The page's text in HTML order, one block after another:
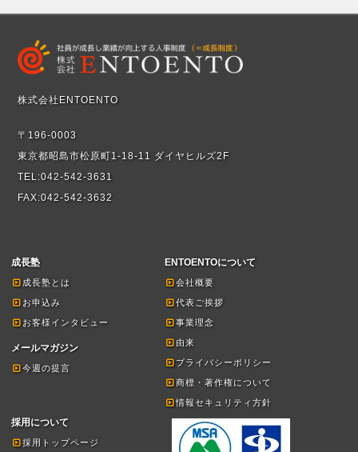
株式会社ENTOENTO
〒196-0003
東京都昭島市松原町1-18-11 ダイヤヒルズ2F
TEL:042-542-3631
FAX:042-542-3632
成長塾
成長塾とは
お申込み
お客様インタビュー
メールマガジン
今週の提言
ENTOENTOについて
会社概要
代表ご挨拶
事業理念
由来
プライバシーポリシー
商標・著作権について
情報セキュリティ方針
採用について
採用トップページ